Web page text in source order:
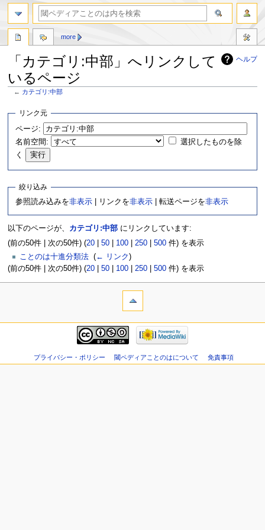
ヘルプ
「カテゴリ:中部」へリンクして
いるページ
← カテゴリ:中部
に
リンク元
ページ:
名前空間:
選択したものを除
く
絞り込み
参照読み込みを非表示 | リンクを非表示 | 転送ページを非表示
以下のページが、 カテゴリ:中部にリンクしています:
(前の50件 | 次の50件) (20| 50| 100| 250| 500件) を表示
ことのは十進分類法 (← リンク )
(前の50件 | 次の50件) (20| 50| 100| 250| 500件) を表示
more
プライバシー・ポリシー 閾ペディアことのはについて 免責事項